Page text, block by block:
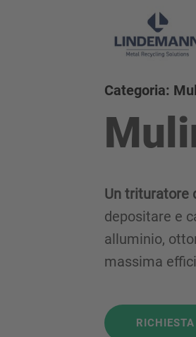
Categoria:
Un trituratore
depositare e
alluminio,
massima
RICHIESTA